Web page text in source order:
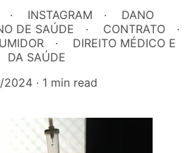
INSTAGRAM
DANO
DE SAÚDE
CONTRATO
DIREITO MÉDICO E
DA SAÚDE
2024
1 min read